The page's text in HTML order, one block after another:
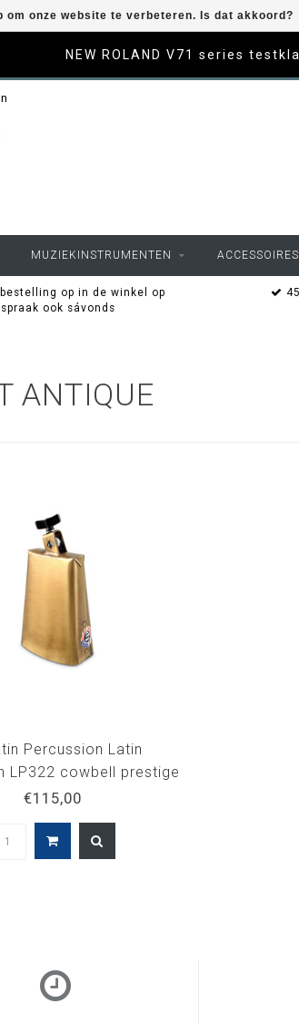
NEW ROLAND V71 series
MUZIEKINSTRUMENTEN ACCESSOIRES
op in de winkel op
ook sávonds
ANTIQUE
Percussion Latin
LP322 cowbell prestige
Antique brass
€115,00
om onze website te verbeteren. Is dat akkoord?